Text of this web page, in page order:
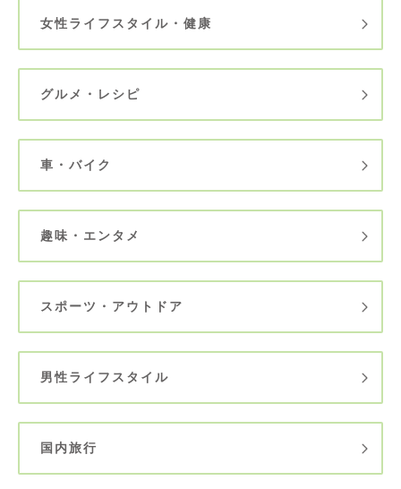
女性ライフスタイル・健康
グルメ・レシピ
車・バイク
趣味・エンタメ
スポーツ・アウトドア
男性ライフスタイル
国内旅行